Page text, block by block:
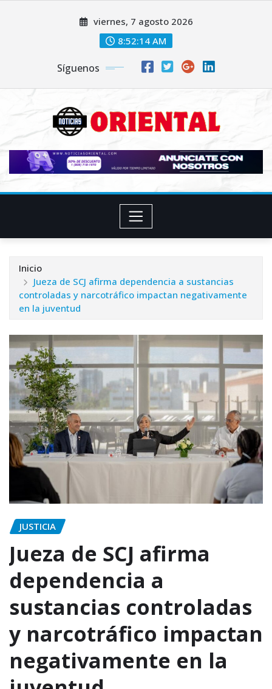
viernes, 7 agosto 2026
8:52:15 AM
Síguenos
Inicio
Jueza de SCJ afirma dependencia a sustancias
controladas y narcotráfico impactan negativamente
en la juventud
JUSTICIA
Jueza de SCJ afirma
dependencia a
sustancias controladas
y narcotráfico impactan
negativamente en la